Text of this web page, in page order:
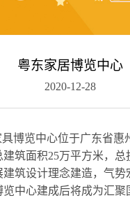
粤东家居博览中心
2020-12-28
览中心位于广东省惠
筑面积25万平方米，总
筑设计理念建造，气势
览中心建成后将成为汇聚